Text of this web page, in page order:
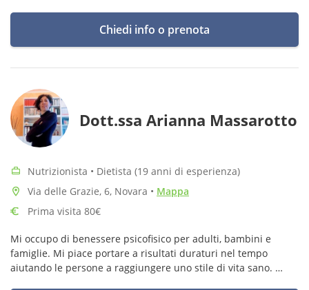
Chiedi info o prenota
Dott.ssa Arianna Massarotto
Nutrizionista • Dietista (19 anni di esperienza)
Via delle Grazie, 6, Novara • Mappa
Prima visita 80€
Mi occupo di benessere psicofisico per adulti, bambini e
famiglie. Mi piace portare a risultati duraturi nel tempo
aiutando le persone a raggiungere uno stile di vita sano.